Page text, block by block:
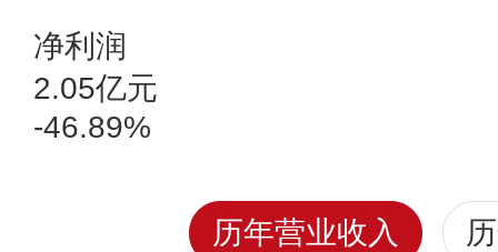
净利润
2.05亿元
-46.89%
历年营业收入